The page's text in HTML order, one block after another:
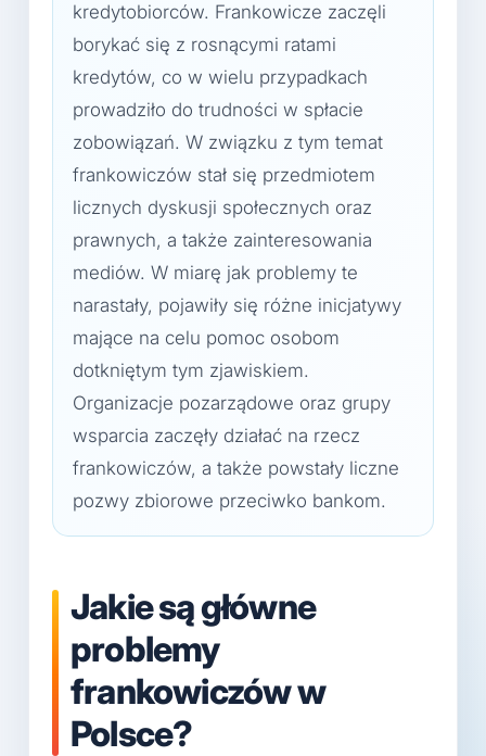
kredytobiorców. Frankowicze zaczęli
borykać się z rosnącymi ratami
kredytów, co w wielu przypadkach
prowadziło do trudności w spłacie
zobowiązań. W związku z tym temat
frankowiczów stał się przedmiotem
licznych dyskusji społecznych oraz
prawnych, a także zainteresowania
mediów. W miarę jak problemy te
narastały, pojawiły się różne inicjatywy
mające na celu pomoc osobom
dotkniętym tym zjawiskiem.
Organizacje pozarządowe oraz grupy
wsparcia zaczęły działać na rzecz
frankowiczów, a także powstały liczne
pozwy zbiorowe przeciwko bankom.
Jakie są główne
problemy
frankowiczów w
Polsce?